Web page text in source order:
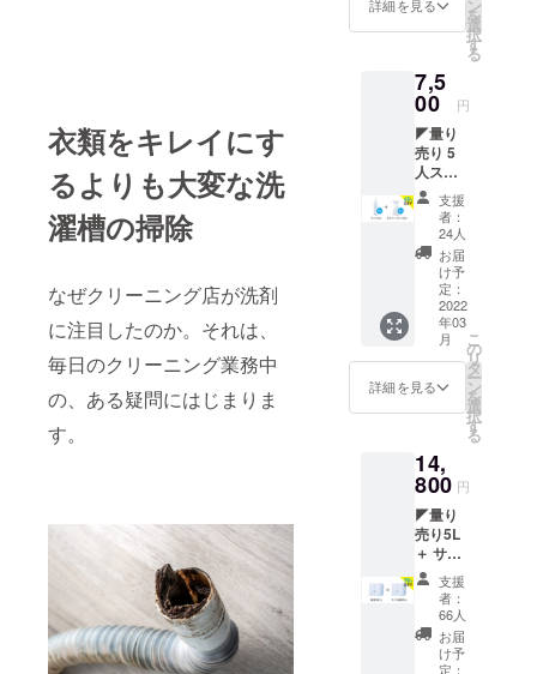
衣類をキレイにす
るよりも大変な洗
濯槽の掃除
なぜクリーニング店が洗剤
に注目したのか。それは、
毎日のクリーニング業務中
の、ある疑問にはじまりま
す。
剤
300ml
ボトル
微香
（ラベ
ン
ダー）
：2310
円 希釈
用の空
スプ
レーボ
トル：
440円
【内
容】 海
をまも
1本
＋ 希
空スプ
レーボ
トル1本
海をま
もる量
り売り
店 紹介
冊子 付
39%オ
フ】
8,250
円/微香
での試
算）
【販売
予定価
格】 海
をまも
る洗剤
300ml
ボトル
無香
料：
1980円
海をま
もる洗
剤
（ラベ
ン
ダー）
：2310
円 希釈
用の空
スプ
レーボ
トル：
440円
【内
詳細を見る ン
を
選
択
す
る
7,5
00 円
◤量り
売り 5
人ス
タート
プラン
◢ 〜み
んなで
はじめ
る量り
売り〜
【CAM
PFIRE
特別価
格
45%オ
フ】
13,750
円/微香
での試
算）
【販売
予定価
格】 海
をまも
る洗剤
300ml
ボトル
支援
者：
24人
お届
け予
定：
2022
年03
月
詳細を見る
こ
の
リ
タ
ー
ン
を
選
択
す
る
14,
800 円
◤量り
売り5L
＋ サン
プル配
布用
5L◢ ※
このエ
ント
リー
支援
者：
66人
お届
け予
定：